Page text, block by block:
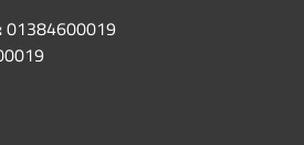
01384600019